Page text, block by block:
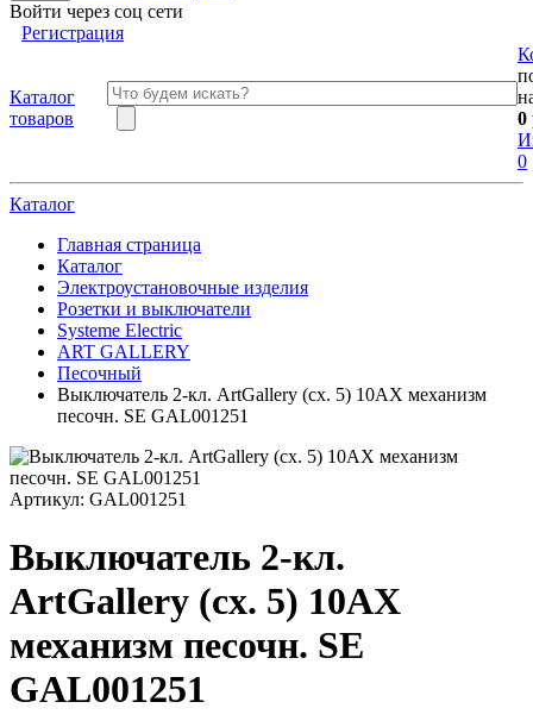
Войти через соц сети
Регистрация
Каталог
товаров
0
0
Каталог
Главная страница
Каталог
Электроустановочные изделия
Розетки и выключатели
Systeme Electric
ART GALLERY
Песочный
Выключатель 2-кл. ArtGallery (сх. 5) 10AX механизм
песочн. SE GAL001251
Артикул: GAL001251
Выключатель 2-кл.
ArtGallery (сх. 5) 10AX
механизм песочн. SE
GAL001251